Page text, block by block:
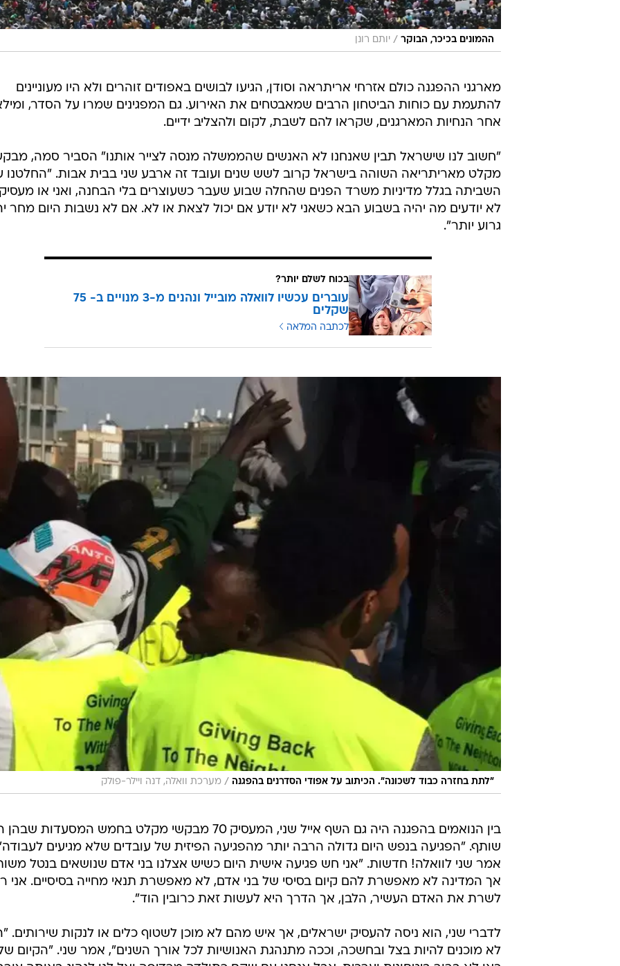
ההמונים בכיכר, הבוקר / יותם רונן
מארגני ההפגנה כולם אזרחי אריתראה וסודן, הגיעו לבושים באפודים זוהרים ולא היו מעוניינים
להתעמת עם כוחות הביטחון הרבים שמאבטחים את האירוע. גם המפגינים שמרו על הסדר,
אחר הנחיות המארגנים, שקראו להם לשבת, לקום ולהצליב ידיים.
"חשוב לנו שישראל תבין שאנחנו לא האנשים שהממשלה מנסה לצייר אותנו" הסביר סמה,
מקלט מאריתריאה השוהה בישראל קרוב לשש שנים ועובד זה ארבע שני בבית אבות. "החלטנו
השביתה בגלל מדיניות משרד הפנים שהחלה שבוע שעבר כשעוצרים בלי הבחנה, ואני או
לא יודעים מה יהיה בשבוע הבא כשאני לא יודע אם יכול לצאת או לא. אם לא נשבות היום מחר
גרוע יותר".
בכוח לשלם יותר?
עוברים עכשיו לוואלה מובייל ונהנים מ-3 מנויים ב- 75
שקלים
לכתבה המלאה
"לתת בחזרה כבוד לשכונה". הכיתוב על אפודי הסדרנים בהפגנה / מערכת וואלה, דנה ויילר-פולק
בין הנואמים בהפגנה היה גם השף אייל שני, המעסיק 70 מבקשי מקלט בחמש המסעדות
שותף. "הפגיעה בנפש היום גדולה הרבה יותר מהפגיעה הפיזית של עובדים שלא מגיעים
אמר שני לוואלה! חדשות. "אני חש פגיעה אישית היום כשיש אצלנו בני אדם שנושאים בנטל
אך המדינה לא מאפשרת להם קיום בסיסי של בני אדם, לא מאפשרת תנאי מחייה בסיסיים. אני
לשרת את האדם העשיר, הלבן, אך הדרך היא לעשות זאת כרובין הוד".
לדברי שני, הוא ניסה להעסיק ישראלים, אך איש מהם לא מוכן לשטוף כלים או לנקות שירותים.
לא מוכנים להיות בצל ובחשכה, וככה מתנהגת האנושיות לכל אורך השנים", אמר שני. "הקיום